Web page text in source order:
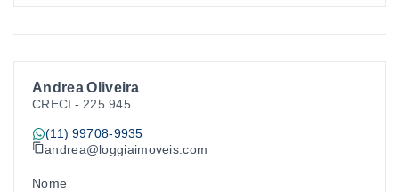
Andrea Oliveira
CRECI - 225.945
(11) 99708-9935
andrea@loggiaimoveis.com
Nome